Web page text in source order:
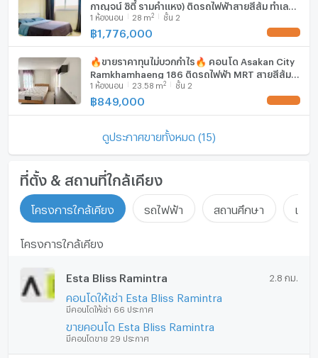
กาญจน์ ซิตี้ รามคำแหง) ติดรถไฟฟ้าสายสีส้ม ทำเลดี
ติดถนนใหญ่ ✨ ตกแต่งครบพร้อมเข้าอยู่ได้ทันที
1 ห้องนอน 28 m2 ชั้น 2
฿1,776,000
🔥ขายราคาทุนไม่บวกกำไร🔥 คอนโด Asakan City
Ramkhamhaeng 186 ติดรถไฟฟ้า MRT สายสีส้ม
สถานีเคหะรามคำแหง เฟอร์ฯ ครบ✅ พร้อมหิ้ว
กระเป๋าเข้าอยู่
1 ห้องนอน 23.58 m2 ชั้น 2
฿849,000
ดูประกาศขายทั้งหมด (15)
ที่ตั้ง & สถานที่ใกล้เคียง
โครงการใกล้เคียง รถไฟฟ้า สถานศึกษา แหล่
โครงการใกล้เคียง
Esta Bliss Ramintra 2.8 กม.
คอนโดให้เช่า Esta Bliss Ramintra
มีคอนโดให้เช่า 66 ประกาศ
ขายคอนโด Esta Bliss Ramintra
มีคอนโดขาย 29 ประกาศ